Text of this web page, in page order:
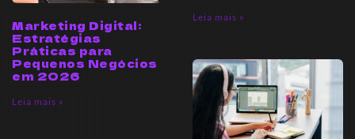
Marketing Digital:
Estratégias
Práticas para
Pequenos Negócios
em 2026
Leia mais »
Leia mais »